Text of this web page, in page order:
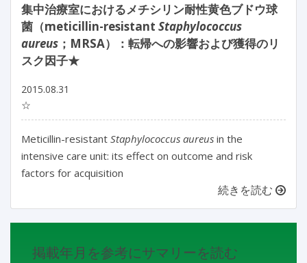
集中治療室におけるメチシリン耐性黄色ブドウ球
菌（meticillin-resistant Staphylococcus
aureus ；MRSA）：転帰への影響および獲得のリ
スク因子★
2015.08.31
☆
Meticillin-resistant Staphylococcus aureus in the
intensive care unit: its effect on outcome and risk
factors for acquisition
続きを読む
掲載年月を参考にサマリーを読む